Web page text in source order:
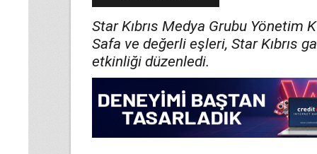
Star Kıbrıs Medya Grubu Yönetim
Safa ve değerli eşleri, Star Kıbrıs
etkinliği düzenledi.